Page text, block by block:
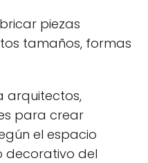
piezas
tamaños, formas
arquitectos,
para crear
el espacio
decorativo del